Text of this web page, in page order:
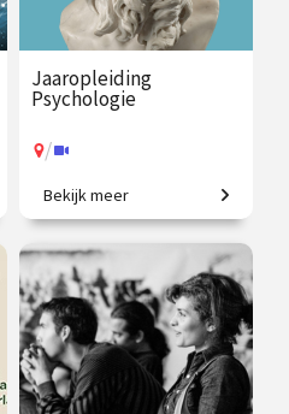
Jaaropleiding
Psychologie
/
Een introductie naar het
menselijk zijn
€ 1225.00
vanaf 29
sep.
/ Op locatie of online
Bekijk meer